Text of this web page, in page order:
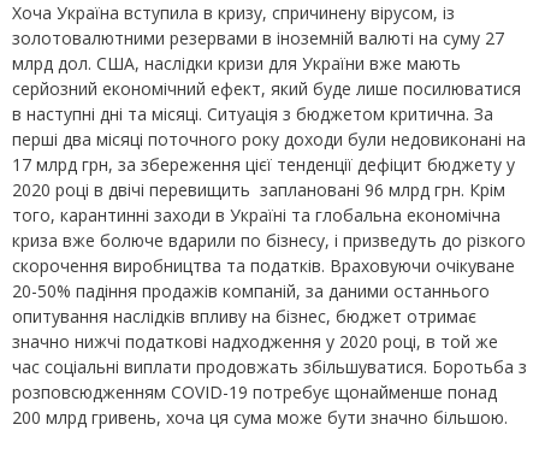
Хоча Україна вступила в кризу, спричинену вірусом, із
золотовалютними резервами в іноземній валюті на суму 27
млрд дол. США, наслідки кризи для України вже мають
серйозний економічний ефект, який буде лише посилюватися
в наступні дні та місяці. Ситуація з бюджетом критична. За
перші два місяці поточного року доходи були недовиконані на
17 млрд грн, за збереження цієї тенденції дефіцит бюджету у
2020 році в двічі перевищить заплановані 96 млрд грн. Крім
того, карантинні заходи в Україні та глобальна економічна
криза вже болюче вдарили по бізнесу, і призведуть до різкого
скорочення виробництва та податків. Враховуючи очікуване
20-50% падіння продажів компаній, за даними останнього
опитування наслідків впливу на бізнес, бюджет отримає
значно нижчі податкові надходження у 2020 році, в той же
час соціальні виплати продовжать збільшуватися. Боротьба з
розповсюдженням COVID-19 потребує щонайменше понад
200 млрд гривень, хоча ця сума може бути значно більшою.